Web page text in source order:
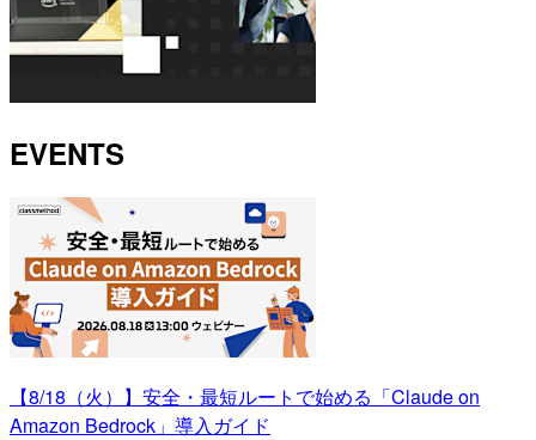
EVENTS
【8/18（火）】安全・最短ルートで始める「Claude on
Amazon Bedrock」導入ガイド